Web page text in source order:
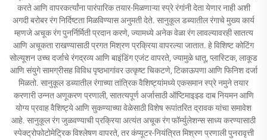
करते आणि वापरकर्त्यांना पारंपारिक तयार-मिळणाऱ्या स्प्रे रंगांनी देता येणार नाही अशी
अगदी बरोबर रंग निर्दिष्टता मिळविण्यास अनुमती देते. सानुकूल डब्यातील रंगाचे मुख्य कार्य
म्हणजे अचूक रंग पुनर्निर्मिती प्रदान करणे, ज्यामध्ये अनेक वेळा रंग लावल्यावरही सातत्य
आणि अचूकता राखण्यासाठी प्रगत मिश्रण प्रक्रिया वापरल्या जातात. हे विशिष्ट कोटिंग
सोल्यूशन उच्च दर्जाचे रंगद्रव्य आणि बाइंडिंग एजंट वापरते, ज्यामुळे धातू, प्लास्टिक, लाकूड
आणि संयुगे सामग्रीसह विविध पृष्ठभागांवर उत्कृष्ट चिकटणे, टिकाऊपणा आणि फिनिश दर्जा
मिळतो. सानुकूल डब्यातील रंगाच्या तांत्रिक वैशिष्ट्यांमध्ये एकसमान स्प्रे नमुने तयार
करणारी उन्नत अणूकरण प्रणाली, सातत्यपूर्ण अर्जासाठी ऑप्टिमाइझ्ड दाब नियमन आणि
योग्य प्रवाह वैशिष्ट्ये आणि सुकण्याच्या वेळेसाठी विशेष रूपांतरित द्रावक यांचा समावेश
आहे. सानुकूल रंग जुळवण्याची प्रक्रिया अत्यंत अचूक रंग फॉर्म्युलेशन्स साध्य करण्यासाठी
स्पेक्ट्रोफोटोमेट्रिक विश्लेषण वापरते, तर कंप्यूटर-नियंत्रित मिश्रण प्रणाली पुनरावृत्ती